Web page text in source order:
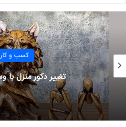
کسب و کار
تغییر دکور منزل با